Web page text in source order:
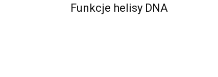
Funkcje helisy DNA